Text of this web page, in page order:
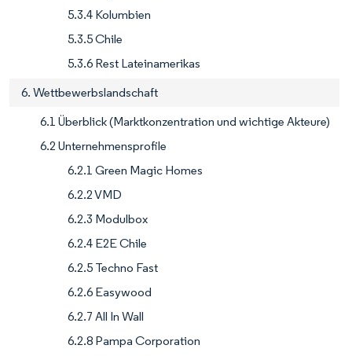
5.3.4 Kolumbien
5.3.5 Chile
5.3.6 Rest Lateinamerikas
6. Wettbewerbslandschaft
6.1 Überblick (Marktkonzentration und wichtige Akteure)
6.2 Unternehmensprofile
6.2.1 Green Magic Homes
6.2.2 VMD
6.2.3 Modulbox
6.2.4 E2E Chile
6.2.5 Techno Fast
6.2.6 Easywood
6.2.7 All In Wall
6.2.8 Pampa Corporation